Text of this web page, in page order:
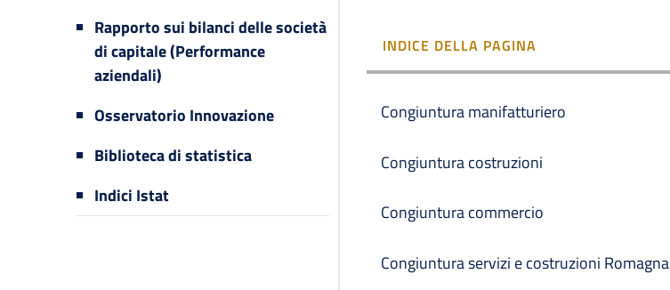
Rapporto sui bilanci delle società
di capitale (Performance
aziendali)
Osservatorio Innovazione
Biblioteca di statistica
Indici Istat
INDICE DELLA PAGINA
Congiuntura manifatturiero
Congiuntura costruzioni
Congiuntura commercio
Congiuntura servizi e costruzioni Romagna